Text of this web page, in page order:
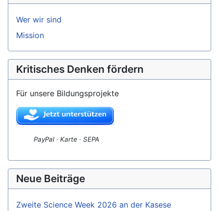
Wer wir sind
Mission
Kritisches Denken fördern
Für unsere Bildungsprojekte
PayPal · Karte · SEPA
Neue Beiträge
Zweite Science Week 2026 an der Kasese